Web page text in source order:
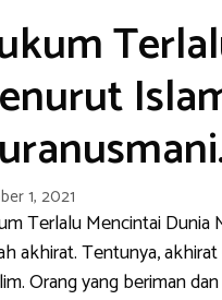
1, 2021
Terlalu Mencintai
akhirat. Tentunya,
Orang yang beriman